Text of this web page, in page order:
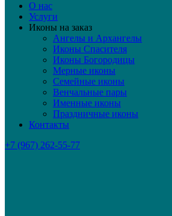
О нас
Услуги
Иконы на заказ
Ангелы и Архангелы
Иконы Спасителя
Иконы Богородицы
Мерные иконы
Семейные иконы
Венчальные пары
Именные иконы
Праздничные иконы
Контакты
+7 (967) 262-55-77